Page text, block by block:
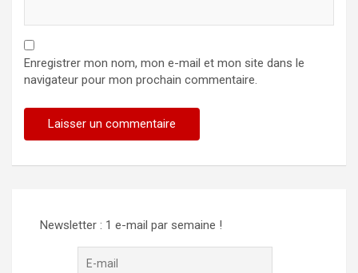
Enregistrer mon nom, mon e-mail et mon site dans le
navigateur pour mon prochain commentaire.
Newsletter : 1 e-mail par semaine !